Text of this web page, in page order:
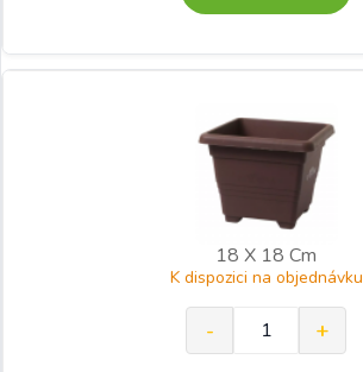
18 X 18 Cm
K dispozici na objednávku